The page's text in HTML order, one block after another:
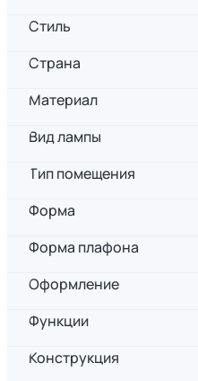
Стиль
Страна
Материал
Вид лампы
Тип помещения
Форма
Форма плафона
Оформление
Функции
Конструкция